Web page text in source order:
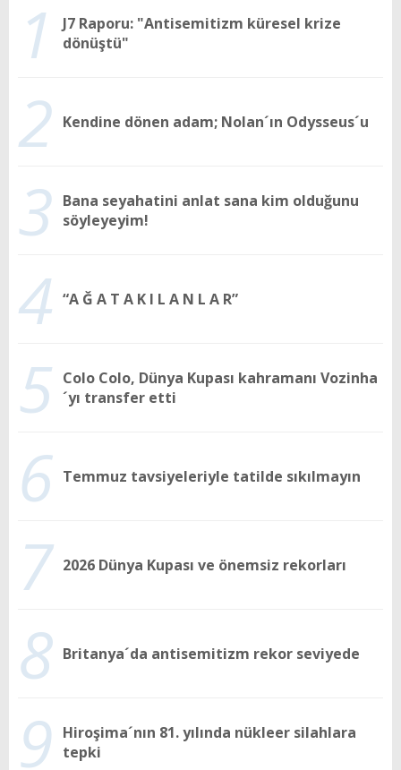
1
J7 Raporu: "Antisemitizm küresel krize
dönüştü"
2 Kendine dönen adam; Nolan´ın Odysseus´u
3 Bana seyahatini anlat sana kim olduğunu
söyleyeyim!
4 “A Ğ A T A K I L A N L A R”
5 Colo Colo, Dünya Kupası kahramanı Vozinha
´yı transfer etti
6 Temmuz tavsiyeleriyle tatilde sıkılmayın
7 2026 Dünya Kupası ve önemsiz rekorları
8 Britanya´da antisemitizm rekor seviyede
9
Hiroşima´nın 81. yılında nükleer silahlara
tepki